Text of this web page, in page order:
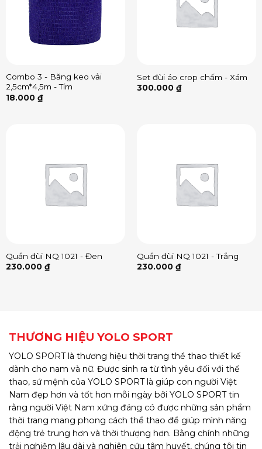
Combo 3 - Băng keo vải
2,5cm*4,5m - Tím
18.000 ₫
Set đùi áo crop chấm - Xám
300.000 ₫
Quần đùi NQ 1021 - Đen
230.000 ₫
Quần đùi NQ 1021 - Trắng
230.000 ₫
THƯƠNG HIỆU YOLO SPORT
YOLO SPORT là thương hiệu thời trang thể thao thiết kế
dành cho nam và nữ. Được sinh ra từ tình yêu đối với thể
thao, sứ mệnh của YOLO SPORT là giúp con người Việt
Nam đẹp hơn và tốt hơn mỗi ngày bởi YOLO SPORT tin
rằng người Việt Nam xứng đáng có được những sản phẩm
thời trang mang phong cách thể thao để giúp mình năng
động trẻ trung hơn và thời thượng hơn. Bằng chính những
trải nghiệm lâu dài và nghiên cứu tâm huyết, chúng tôi tin